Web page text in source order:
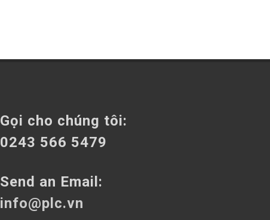
Gọi cho chúng tôi:
0243 566 5479
Send an Email:
info@plc.vn